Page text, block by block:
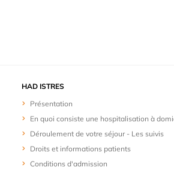
HAD ISTRES
Présentation
En quoi consiste une hospitalisation à
Déroulement de votre séjour - Les suivis
Droits et informations patients
Conditions d'admission